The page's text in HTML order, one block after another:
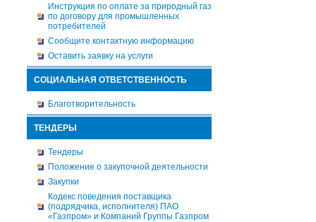
Инструкция по оплате за природный газ
по договору для промышленных
потребителей
Сообщите контактную информацию
Оставить заявку на услуги
СОЦИАЛЬНАЯ ОТВЕТСТВЕННОСТЬ
Благотворительность
ТЕНДЕРЫ
Тендеры
Положение о закупочной деятельности
Закупки
Кодекс поведения поставщика
(подрядчика, исполнителя) ПАО
«Газпром» и Компаний Группы Газпром